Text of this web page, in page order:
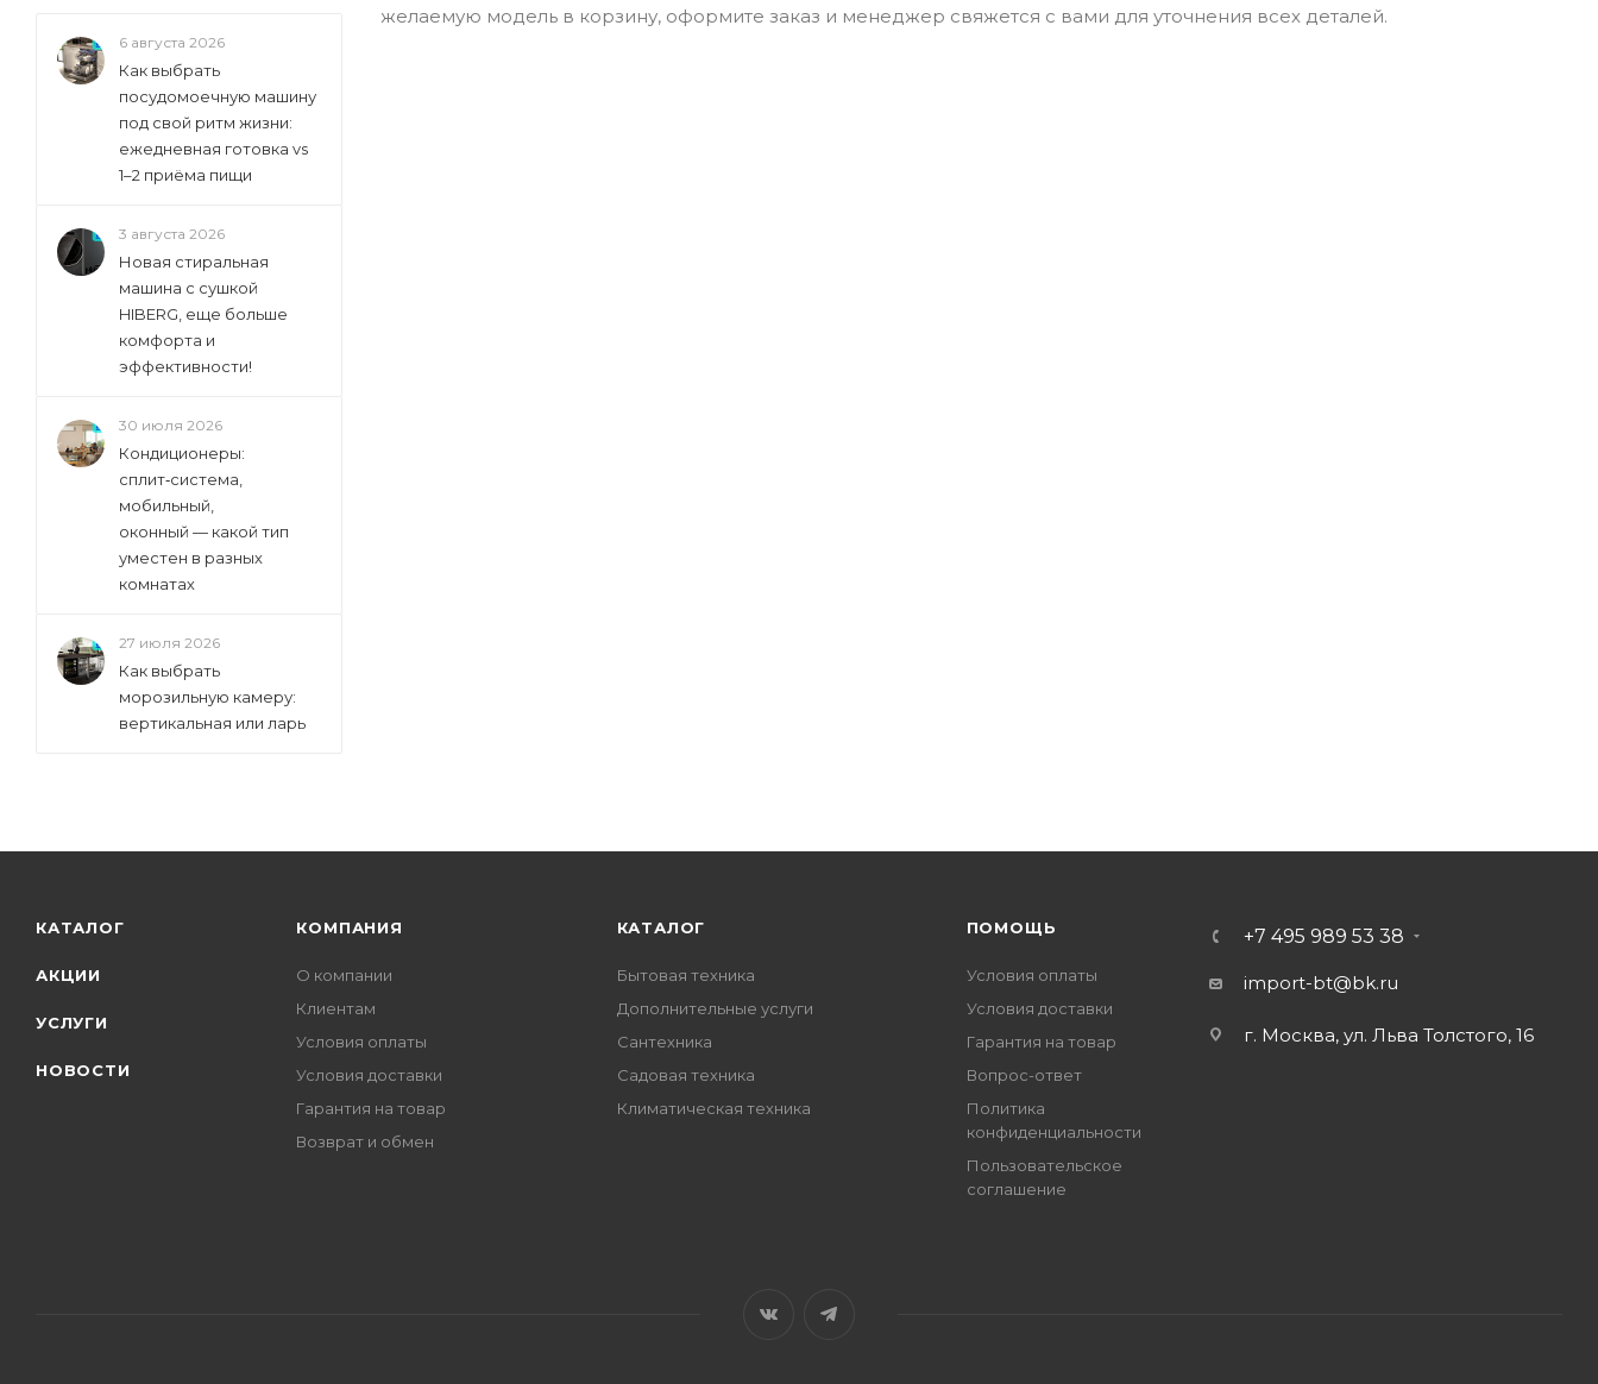
желаемую модель в корзину, оформите заказ и менеджер свяжется с вами для уточнения всех деталей.
6 августа 2026
Как выбрать
посудомоечную машину
под свой ритм жизни:
ежедневная готовка vs
1–2 приёма пищи
3 августа 2026
Новая стиральная
машина с сушкой
HIBERG, еще больше
комфорта и
эффективности!
30 июля 2026
Кондиционеры:
сплит‑система,
мобильный,
оконный — какой тип
уместен в разных
комнатах
27 июля 2026
Как выбрать
морозильную камеру:
вертикальная или ларь
КАТАЛОГ
АКЦИИ
УСЛУГИ
НОВОСТИ
КОМПАНИЯ
О компании
Клиентам
Условия оплаты
Условия доставки
Гарантия на товар
Возврат и обмен
КАТАЛОГ
Бытовая техника
Дополнительные услуги
Сантехника
Садовая техника
Климатическая техника
ПОМОЩЬ
Условия оплаты
Условия доставки
Гарантия на товар
Вопрос-ответ
Политика
конфиденциальности
Пользовательское
соглашение
+7 495 989 53 38
import-bt@bk.ru
г. Москва, ул. Льва Толстого, 16